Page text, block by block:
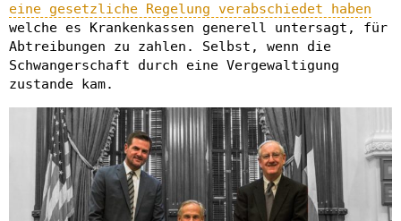
eine gesetzliche Regelung verabschiedet haben
welche es Krankenkassen generell untersagt, für
Abtreibungen zu zahlen. Selbst, wenn die
Schwangerschaft durch eine Vergewaltigung
zustande kam.